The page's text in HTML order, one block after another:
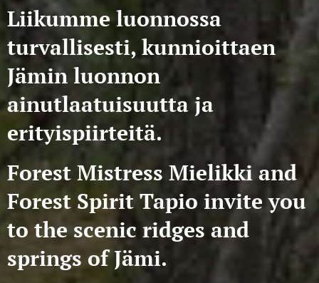
Liikumme luonnossa
turvallisesti, kunnioittaen
Jämin luonnon
ainutlaatuisuutta ja
erityispiirteitä.
Forest Mistress Mielikki and
Forest Spirit Tapio invite you
to the scenic ridges and
springs of Jämi.